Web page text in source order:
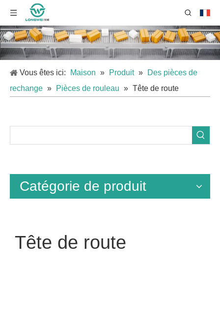
Vous êtes ici: Maison » Produit »
Des pièces de
rechange » Pièces de rouleau » Tête de route
Catégorie de produit
Tête de route